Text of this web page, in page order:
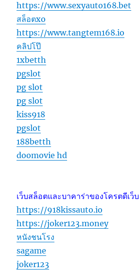
https://www.sexyauto168.bet
สล็อตxo
https://www.tangtem168.io
คลิปโป๊
1xbetth
pgslot
pg slot
pg slot
kiss918
pgslot
188betth
doomovie hd
เว็บสล็อตและบาคาร่าของโครตดีเว็
https://918kissauto.io
https://joker123.money
หนังชนโรง
sagame
joker123